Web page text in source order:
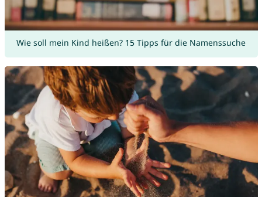
Wie soll mein Kind heißen? 15 Tipps für die Namenssuche